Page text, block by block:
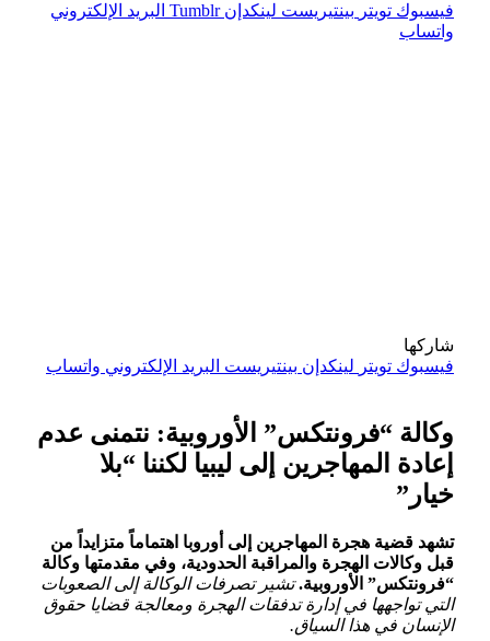
فيسبوك تويتر بينتيريست لينكدإن Tumblr البريد الإلكتروني
واتساب
شاركها
فيسبوك تويتر لينكدإن بينتيريست البريد الإلكتروني واتساب
وكالة “فرونتكس”⁢ الأوروبية: ⁢نتمنى عدم
إعادة المهاجرين إلى ليبيا لكننا “بلا
خيار”
تشهد قضية هجرة المهاجرين إلى أوروبا اهتماماً متزايداً من
قبل وكالات الهجرة والمراقبة الحدودية، وفي مقدمتها وكالة
“فرونتكس” الأوروبية. تشير⁣ تصرفات الوكالة إلى ⁤الصعوبات
التي تواجهها في إدارة تدفقات الهجرة ومعالجة قضايا حقوق
الإنسان في هذا السياق.